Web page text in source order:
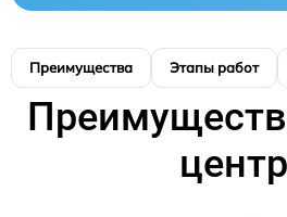
Преимущества Этапы работ